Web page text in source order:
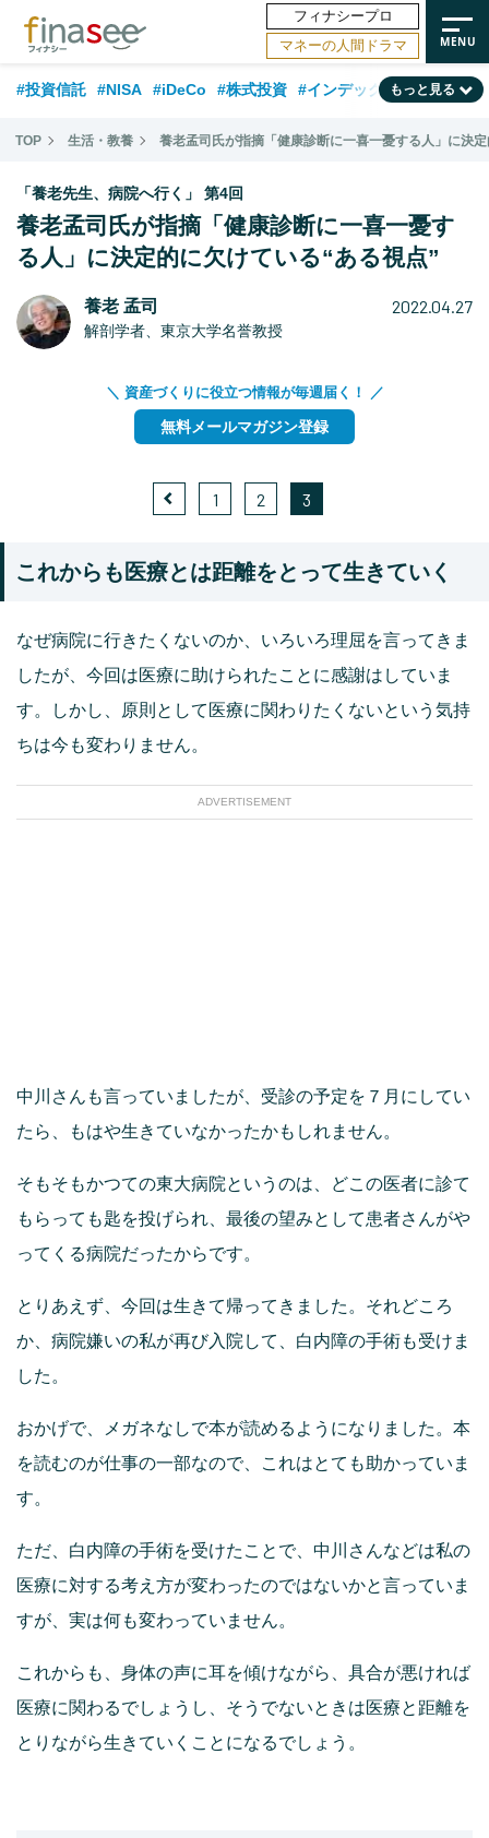
フィナシープロ
マネーの人間ドラマ
#投資信託 #NISA #iDeCo #株式投資 #インデックスファンド
#相談事例 #相続・贈与 #FP #新NISA #50代 #トレンド
#フィナンシャル・ウェルビーイング #金融用語解説 #海外事情
#資産運用業界 #老後 #データ・調査 #60代 #米国株
#国内株式型
もっと見る
TOP 生活・教養 養老孟司氏が指摘「健康診断に一喜一憂する人」に決
「養老先生、病院へ行く」 第4回
養老孟司氏が指摘「健康診断に一喜一憂す
る人」に決定的に欠けている“ある視点”
養老 孟司
解剖学者、東京大学名誉教授
2022.04.27
＼ 資産づくりに役立つ情報が毎週届く！ ／
無料メールマガジン登録
1 2 3
これからも医療とは距離をとって生きていく
なぜ病院に行きたくないのか、いろいろ理屈を言ってきま
したが、今回は医療に助けられたことに感謝はしていま
す。しかし、原則として医療に関わりたくないという気持
ちは今も変わりません。
ADVERTISEMENT
中川さんも言っていましたが、受診の予定を７月にしてい
たら、もはや生きていなかったかもしれません。
そもそもかつての東大病院というのは、どこの医者に診て
もらっても匙を投げられ、最後の望みとして患者さんがや
ってくる病院だったからです。
とりあえず、今回は生きて帰ってきました。それどころ
か、病院嫌いの私が再び入院して、白内障の手術も受けま
した。
おかげで、メガネなしで本が読めるようになりました。本
を読むのが仕事の一部なので、これはとても助かっていま
す。
ただ、白内障の手術を受けたことで、中川さんなどは私の
医療に対する考え方が変わったのではないかと言っていま
すが、実は何も変わっていません。
これからも、身体の声に耳を傾けながら、具合が悪ければ
医療に関わるでしょうし、そうでないときは医療と距離を
とりながら生きていくことになるでしょう。